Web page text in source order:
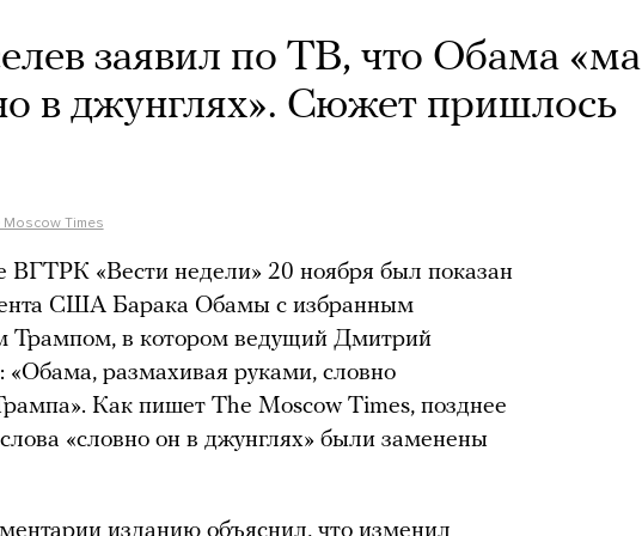
заявил по ТВ, что Обама
в джунглях». Сюжет пришлось
Moscow Times
ВГТРК «Вести недели» 20 ноября был показан
США Барака Обамы с избранным
Трампом, в котором ведущий Дмитрий
«Обама, размахивая руками, словно
Как пишет The Moscow Times, позднее
«словно он в джунглях» были заменены
изданию объяснил, что изменил